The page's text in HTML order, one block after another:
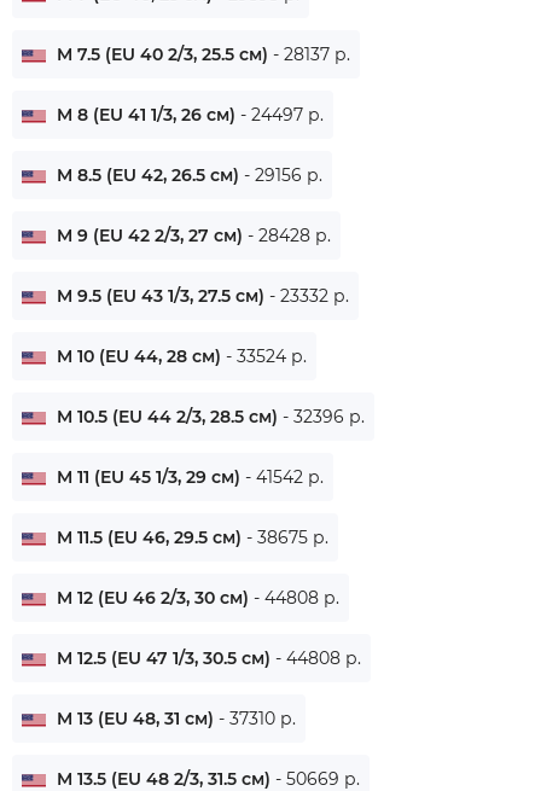
M 7.5 (EU 40 2/3, 25.5 см) - 28137 р.
M 8 (EU 41 1/3, 26 см) - 24497 р.
M 8.5 (EU 42, 26.5 см) - 29156 р.
M 9 (EU 42 2/3, 27 см) - 28428 р.
M 9.5 (EU 43 1/3, 27.5 см) - 23332 р.
M 10 (EU 44, 28 см) - 33524 р.
M 10.5 (EU 44 2/3, 28.5 см) - 32396 р.
M 11 (EU 45 1/3, 29 см) - 41542 р.
M 11.5 (EU 46, 29.5 см) - 38675 р.
M 12 (EU 46 2/3, 30 см) - 44808 р.
M 12.5 (EU 47 1/3, 30.5 см) - 44808 р.
M 13 (EU 48, 31 см) - 37310 р.
M 13.5 (EU 48 2/3, 31.5 см) - 50669 р.